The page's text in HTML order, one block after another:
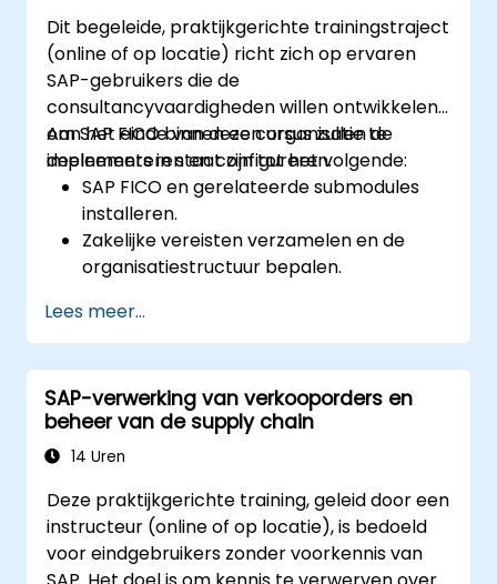
zakenpartners.
Dit begeleide, praktijkgerichte trainingstraject
(online of op locatie) richt zich op ervaren
SAP-gebruikers die de
consultancyvaardigheden willen ontwikkelen
om SAP FICO binnen een organisatie te
implementeren en configureren.
Aan het einde van deze cursus zullen de
deelnemers in staat zijn tot het volgende:
SAP FICO en gerelateerde submodules
installeren.
Zakelijke vereisten verzamelen en de
organisatiestructuur bepalen.
om financiële transacties binnen een
organisatie te beheren.
Organisatieprocessen verbeteren en
kansen ontdekken om workflows te
optimaliseren en kosten te verlagen.
Lees meer...
SAP-verwerking van verkooporders en
beheer van de supply chain
14 Uren
Deze praktijkgerichte training, geleid door een
instructeur (online of op locatie), is bedoeld
voor eindgebruikers zonder voorkennis van